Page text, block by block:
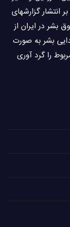
انتشار گزارشهای
در ایران از
بشر به صورت
را گرد آوری